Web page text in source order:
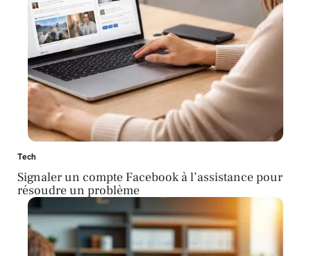
Tech
Signaler un compte Facebook à l’assistance pour
résoudre un problème